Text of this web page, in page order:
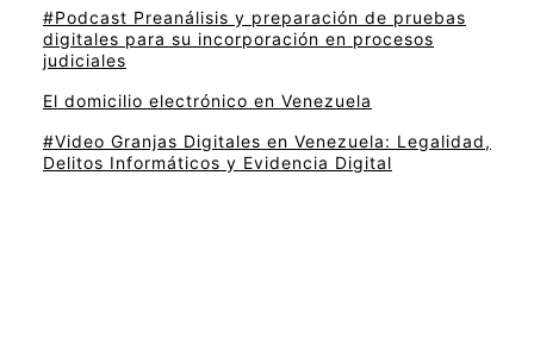
#Podcast Preanálisis y preparación de pruebas
digitales para su incorporación en procesos
judiciales
El domicilio electrónico en Venezuela
#Video Granjas Digitales en Venezuela: Legalidad,
Delitos Informáticos y Evidencia Digital